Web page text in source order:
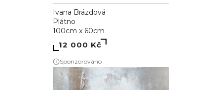
Ivana Brázdová
Plátno
100cm x 60cm
12 000 Kč
Sponzorováno